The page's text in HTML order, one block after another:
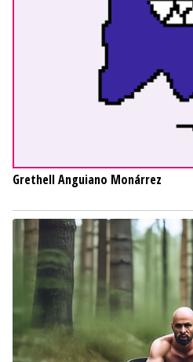
Grethell Anguiano Monárrez